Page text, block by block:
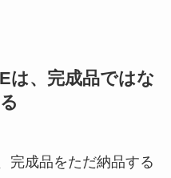
は、完成品ではな
完成品をただ納品する